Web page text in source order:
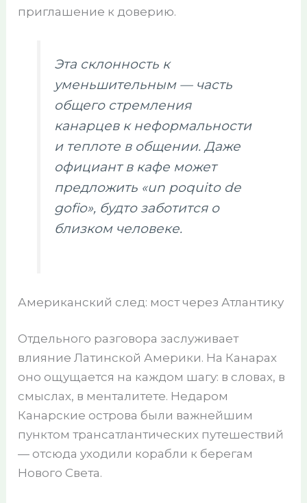
приглашение к доверию.
Эта склонность к
уменьшительным — часть
общего стремления
канарцев к неформальности
и теплоте в общении. Даже
официант в кафе может
предложить «un poquito de
gofio», будто заботится о
близком человеке.
Американский след: мост через Атлантику
Отдельного разговора заслуживает
влияние Латинской Америки. На Канарах
оно ощущается на каждом шагу: в словах, в
смыслах, в менталитете. Недаром
Канарские острова были важнейшим
пунктом трансатлантических путешествий
— отсюда уходили корабли к берегам
Нового Света.